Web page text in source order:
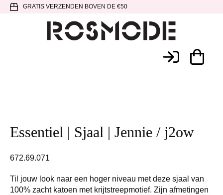
Spring
hoofdnavigatie
Door
SpringGRATIS VERZENDEN BOVEN DE €50
Essentiel | Sjaal | Jennie / j2ow
672.69.071
Til jouw look naar een hoger niveau met deze sjaal van
100% zacht katoen met krijtstreepmotief. Zijn afmetingen